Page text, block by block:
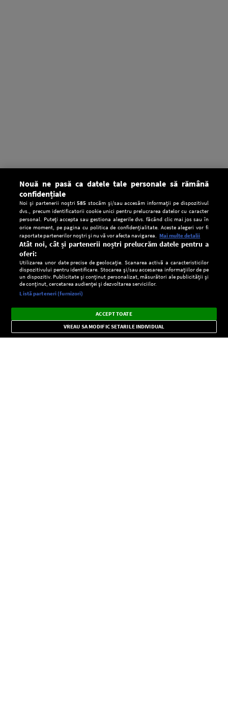
CONFIDENŢIALITATE
Setări:
Dark
Mode
Radio live, podcasturi, știri și alerte
importante.
×
Nouă ne pasă ca datele tale personale să rămână
confidențiale
Noi și partenerii noștri585 stocăm și/sau accesăm informații pe dispozitivul
dvs., precum identificatorii cookie unici pentru prelucrarea datelor cu caracter
personal. Puteți accepta sau gestiona alegerile dvs. făcând clic mai jos sau în
orice moment, pe pagina cu politica de confidențialitate. Aceste alegeri vor fi
raportate partenerilor noștri și nu vă vor afecta navigarea. Mai multe detalii
Atât noi, cât și partenerii noștri prelucrăm datele pentru a
oferi:
Utilizarea unor date precise de geolocație. Scanarea activă a caracteristicilor
dispozitivului pentru identificare. Stocarea și/sau accesarea informațiilor de pe
un dispozitiv. Publicitate și conținut personalizat, măsurători ale publicității și
de conținut, cercetarea audienței și dezvoltarea serviciilor.
Listă parteneri (furnizori)
ACCEPT TOATE
VREAU SA MODIFIC SETARILE INDIVIDUAL